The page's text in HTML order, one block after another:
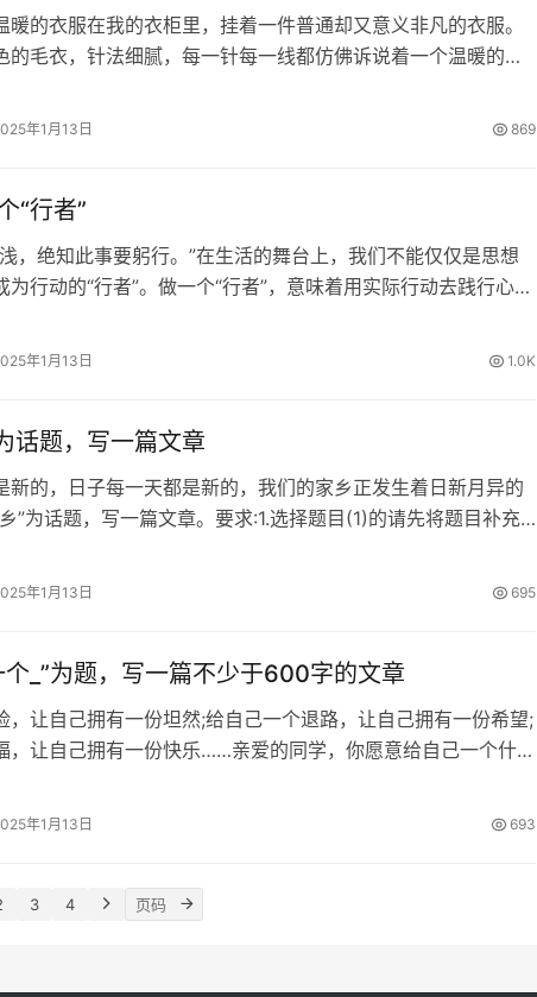
暖的衣服在我的衣柜里，挂着一件普通却又意义非凡的衣服。
的毛衣，针法细腻，每一针每一线都仿佛诉说着一个温暖的故
年1月13日 869
“行者”
，绝知此事要躬行。”在生活的舞台上，我们不能仅仅是思想
为行动的“行者”。做一个“行者”，意味着用实际行动去践行心中
年1月13日 1.0K
话题，写一篇文章
新的，日子每一天都是新的，我们的家乡正发生着日新月异的
”为话题，写一篇文章。要求:1.选择题目(1)的请先将题目补充
年1月13日 695
个_”为题，写一篇不少于600字的文章
，让自己拥有一份坦然;给自己一个退路，让自己拥有一份希望;
，让自己拥有一份快乐……亲爱的同学，你愿意给自己一个什么
年1月13日 693
3 4